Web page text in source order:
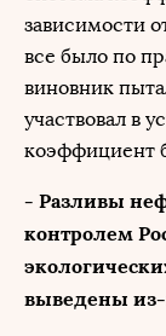
зависимости
все было по
виновник
участвовал в
коэффициент
- Разливы
контролем
выведены из-